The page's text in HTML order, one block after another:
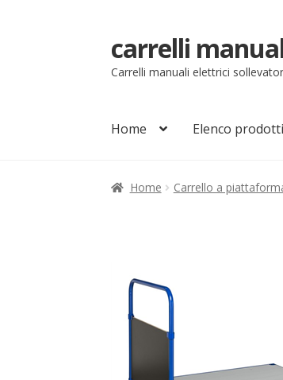
Vai
alla
navigazione
Vai
al
contenuto
carrelli
Carrelli manuali elettrici
Home Elenco prodotti
Home Carrello Chi siamo
Home Carrello a